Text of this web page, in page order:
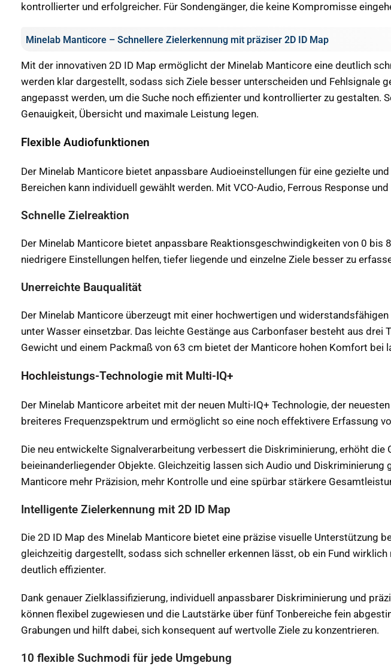
kontrollierter und erfolgreicher. Für Sondengänger, die keine Kompromisse
Minelab Manticore – Schnellere Zielerkennung mit präziser 2D ID Map
Mit der innovativen 2D ID Map ermöglicht der Minelab Manticore eine deutlich
werden klar dargestellt, sodass sich Ziele besser unterscheiden und Fehlsignale
angepasst werden, um die Suche noch effizienter und kontrollierter zu
Genauigkeit, Übersicht und maximale Leistung legen.
Flexible Audiofunktionen
Der Minelab Manticore bietet anpassbare Audioeinstellungen für eine gezielte
Bereichen kann individuell gewählt werden. Mit VCO-Audio, Ferrous Response
Schnelle Zielreaktion
Der Minelab Manticore bietet anpassbare Reaktionsgeschwindigkeiten von 0
niedrigere Einstellungen helfen, tiefer liegende und einzelne Ziele besser zu
Unerreichte Bauqualität
Der Minelab Manticore überzeugt mit einer hochwertigen und
unter Wasser einsetzbar. Das leichte Gestänge aus Carbonfaser besteht aus
Gewicht und einem Packmaß von 63 cm bietet der Manticore hohen Komfort bei
Hochleistungs-Technologie mit Multi-IQ+
Der Minelab Manticore arbeitet mit der neuen Multi-IQ+ Technologie, der
breiteres Frequenzspektrum und ermöglicht so eine noch effektivere Erfassung
Die neu entwickelte Signalverarbeitung verbessert die Diskriminierung, erhöht
beieinanderliegender Objekte. Gleichzeitig lassen sich Audio und
Manticore mehr Präzision, mehr Kontrolle und eine spürbar stärkere
Intelligente Zielerkennung mit 2D ID Map
Die 2D ID Map des Minelab Manticore bietet eine präzise visuelle Unterstützung
gleichzeitig dargestellt, sodass sich schneller erkennen lässt, ob ein Fund
deutlich effizienter.
Dank genauer Zielklassifizierung, individuell anpassbarer Diskriminierung und
können flexibel zugewiesen und die Lautstärke über fünf Tonbereiche fein
Grabungen und hilft dabei, sich konsequent auf wertvolle Ziele zu konzentrieren.
10 flexible Suchmodi für jede Umgebung